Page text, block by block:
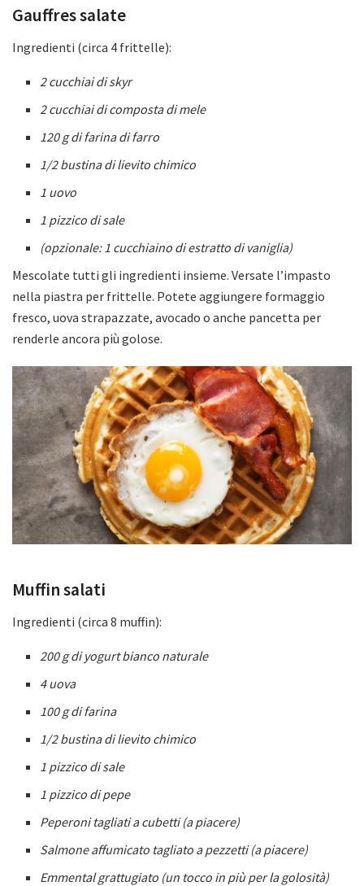
Gauffres salate
Ingredienti (circa 4 frittelle):
2 cucchiai di skyr
2 cucchiai di composta di mele
120 g di farina di farro
1/2 bustina di lievito chimico
1 uovo
1 pizzico di sale
(opzionale: 1 cucchiaino di estratto di vaniglia)
Mescolate tutti gli ingredienti insieme. Versate l’impasto
nella piastra per frittelle. Potete aggiungere formaggio
fresco, uova strapazzate, avocado o anche pancetta per
renderle ancora più golose.
Muffin salati
Ingredienti (circa 8 muffin):
200 g di yogurt bianco naturale
4 uova
100 g di farina
1/2 bustina di lievito chimico
1 pizzico di sale
1 pizzico di pepe
Peperoni tagliati a cubetti (a piacere)
Salmone affumicato tagliato a pezzetti (a piacere)
Emmental grattugiato (un tocco in più per la golosità)